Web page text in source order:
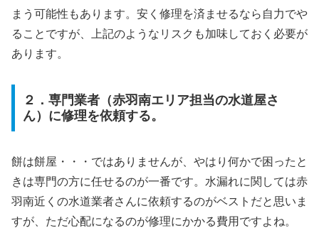
まう可能性もあります。安く修理を済ませるなら自力でや
ることですが、上記のようなリスクも加味しておく必要が
あります。
２．専門業者（赤羽南エリア担当の水道屋さ
ん）に修理を依頼する。
餅は餅屋・・・ではありませんが、やはり何かで困ったと
きは専門の方に任せるのが一番です。水漏れに関しては赤
羽南近くの水道業者さんに依頼するのがベストだと思いま
すが、ただ心配になるのが修理にかかる費用ですよね。